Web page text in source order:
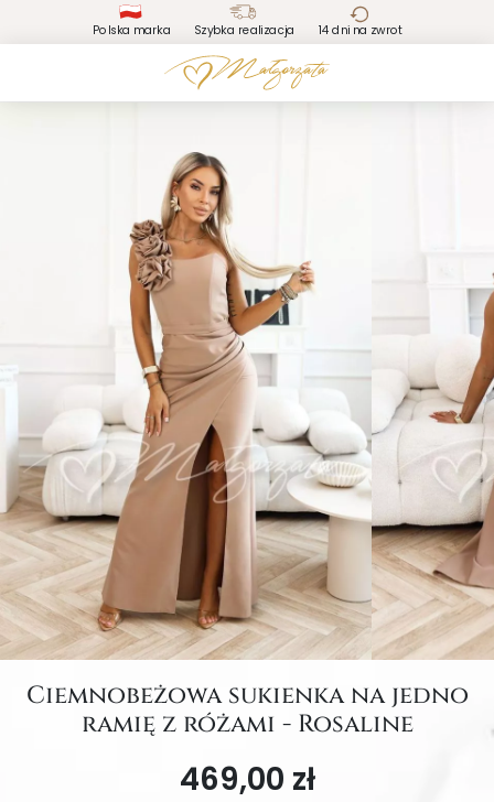
Polska marka Szybka realizacja 14 dni na zwrot
Ciemnobeżowa sukienka na jedno
ramię z różami - Rosaline
469,00 zł